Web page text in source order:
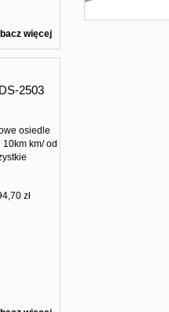
więcej
2503
osiedle
km/ od
zł